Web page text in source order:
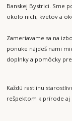
Banskej Bystrici. Sme
okolo nich, kvetov a
Zameriavame sa na
ponuke nájdeš nami
doplnky a pomôcky
Každú rastlinu
rešpektom k prírode